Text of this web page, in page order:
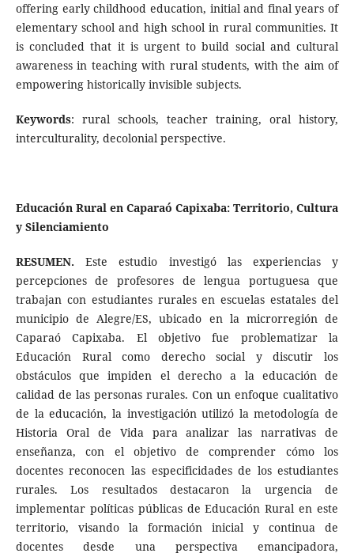
offering early childhood education, initial and final years of
elementary school and high school in rural communities. It
is concluded that it is urgent to build social and cultural
awareness in teaching with rural students, with the aim of
empowering historically invisible subjects.
Keywords: rural schools, teacher training, oral history,
interculturality, decolonial perspective.
Educación Rural en Caparaó Capixaba: Territorio, Cultura
y Silenciamiento
RESUMEN. Este estudio investigó las experiencias y
percepciones de profesores de lengua portuguesa que
trabajan con estudiantes rurales en escuelas estatales del
municipio de Alegre/ES, ubicado en la microrregión de
Caparaó Capixaba. El objetivo fue problematizar la
Educación Rural como derecho social y discutir los
obstáculos que impiden el derecho a la educación de
calidad de las personas rurales. Con un enfoque cualitativo
de la educación, la investigación utilizó la metodología de
Historia Oral de Vida para analizar las narrativas de
enseñanza, con el objetivo de comprender cómo los
docentes reconocen las especificidades de los estudiantes
rurales. Los resultados destacaron la urgencia de
implementar políticas públicas de Educación Rural en este
territorio, visando la formación inicial y continua de
docentes desde una perspectiva emancipadora,